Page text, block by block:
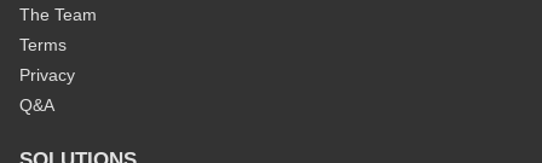
The Team
Terms
Privacy
Q&A